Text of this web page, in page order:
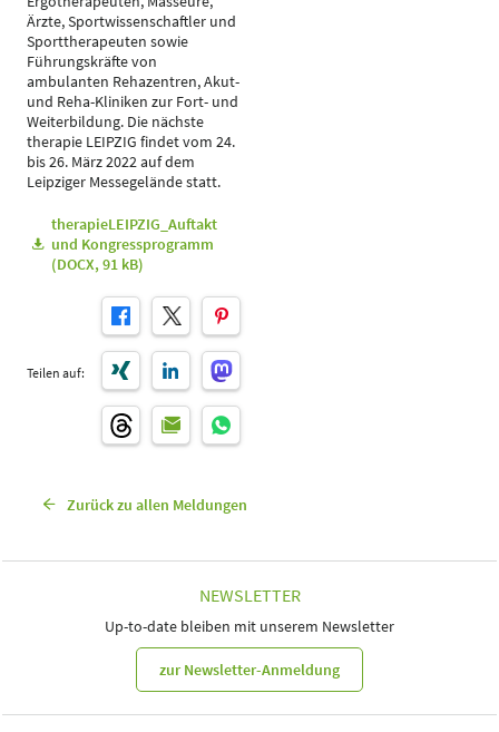
Ärzte, Sportwissenschaftler und
Sporttherapeuten sowie
Führungskräfte von
ambulanten Rehazentren, Akut-
und Reha-Kliniken zur Fort- und
Weiterbildung. Die nächste
therapie LEIPZIG findet vom 24.
bis 26. März 2022 auf dem
Leipziger Messegelände statt.
therapieLEIPZIG_Auftakt
und Kongressprogramm
(DOCX, 91 kB)
Teilen auf:
Zurück zu allen Meldungen
NEWSLETTER
Up-to-date bleiben mit unserem Newsletter
zur Newsletter-Anmeldung